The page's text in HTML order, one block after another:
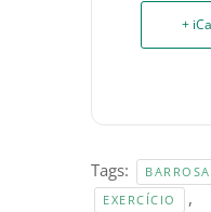
+
Tags: BARROSA
EXERCÍCIO ,